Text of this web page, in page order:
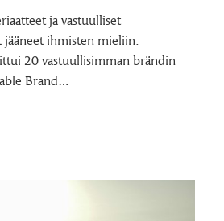
ja vastuulliset
ihmisten mieliin.
20 vastuullisimman brändin
Brand…